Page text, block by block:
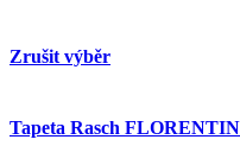
Zrušit výběr
Tapeta Rasch